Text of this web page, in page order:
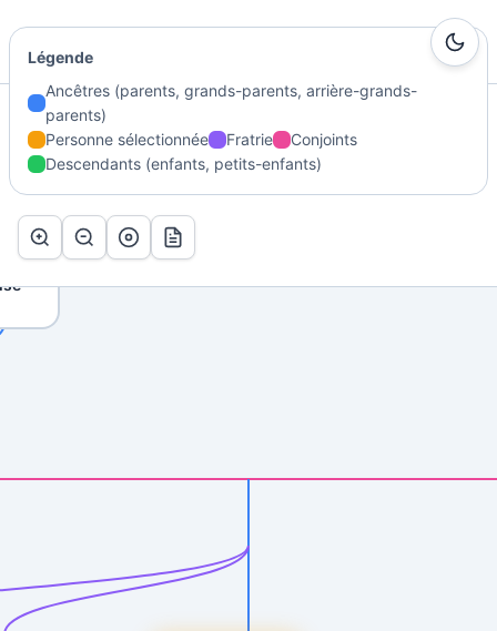
Accueil/Généalogie
Arbre de HELSON Martin Joseph Léonard
Légende
Ancêtres (parents, grands-parents, arrière-grands-
parents)
Personne sélectionnée
Fratrie
Conjoints
Descendants (enfants, petits-enfants)